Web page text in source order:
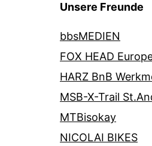
Unsere Freunde
bbsMEDIEN
FOX HEAD
HARZ BnB
MSB-X-Trail
MTBisokay
NICOLAI BIKES